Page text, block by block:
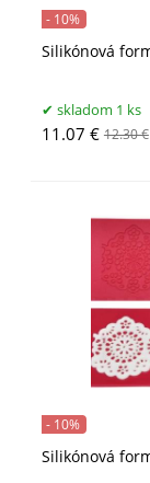
Silikónová
- 10%
skladom 1 ks
11.07 € 12.30 €
Silikónová
- 10%